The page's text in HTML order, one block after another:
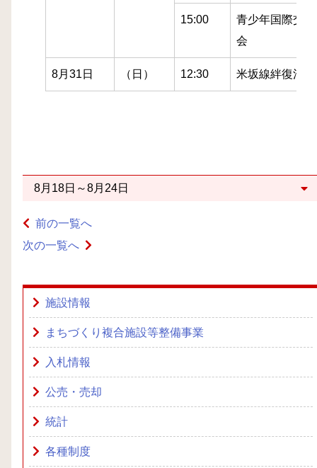
15:00
青少年国際交
会
8月31日 （日） 12:30 米坂線絆復活
8月18日～8月24日
前の一覧へ
次の一覧へ
施設情報
まちづくり複合施設等整備事業
入札情報
公売・売却
統計
各種制度